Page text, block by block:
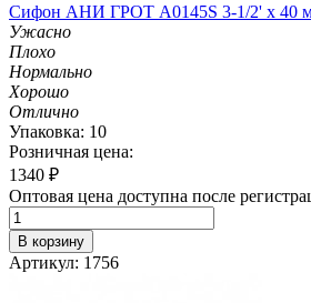
Сифон АНИ ГРОТ А0145S 3-1/2' х 40
Ужасно
Плохо
Нормально
Хорошо
Отлично
Упаковка: 10
Розничная цена:
1340 ₽
Оптовая цена доступна после
В корзину
Артикул: 1756